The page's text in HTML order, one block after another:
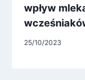
wpływ
25/10/2023